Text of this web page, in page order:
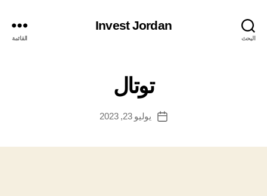
البحث
Invest Jordan
القائمة
توتال
تاريخيوليو 23, 2023